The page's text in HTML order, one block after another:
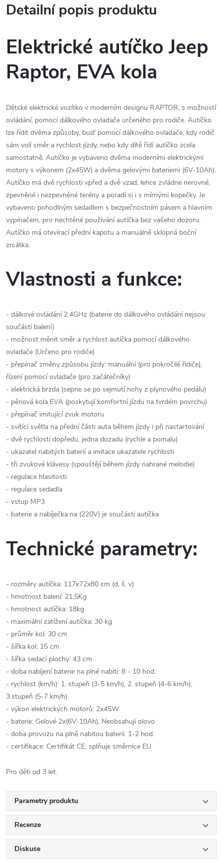
Detailní popis produktu
Elektrické autíčko Jeep
Raptor, EVA kola
Dětské elektrické vozítko v moderním designu RAPTOR, s možností
ovládání, pomocí dálkového ovladače určeného pro rodiče. Autíčko
lze řídit dvěma způsoby, bud' pomocí dálkového ovladače, kdy rodič
sám volí směr a rychlost jízdy, nebo kdy dítě řídí autíčko zcela
samostatně. Autíčko je vybaveno dvěma moderními elektrickými
motory s výkonem (2x45W) a dvěma gelovými bateriemi (6V-10Ah).
Autíčko má dvě rychlosti vpřed a dvě vzad, lehce zvládne nerovné,
zpevněné i nezpevněné terény a poradí si i s mírnými kopečky. Je
vybaveno pohodlným sedadlem s bezpečnostním pásem a hlavním
vypínačem, pro nechtěné používání autíčka bez vašeho dozoru.
Autíčko má otevírací přední kapotu a manuálně sklopná boční
zrcátka.
Vlastnosti a funkce:
- dálkové ovládání 2.4GHz (baterie do dálkového ovládání nejsou
součástí balení)
- možnost měnit směr a rychlost autíčka pomocí dálkového
ovladače (Určeno pro rodiče)
- přepínač změny způsobu jízdy: manuální (pro pokročilé řidiče),
řízení pomocí ovladače (pro začátečníky)
- elektrická brzda (sepne se po sejmutí nohy z plynového pedálu)
- pěnová kola EVA (poskytují komfortní jízdu na tvrdém povrchu)
- přepínač imitující zvuk motoru
- svítící světla na přední části auta během jízdy i při nastartování
- dvě rychlosti dopředu, jedna dozadu (rychle a pomalu)
- ukazatel nabitých baterií a imitace ukazatele rychlosti
- tři zvukové klávesy (spouštějí během jízdy nahrané melodie)
- regulace hlasitosti
- regulace sedadla
- vstup MP3
- baterie a nabíječka na (220V) je součásti autíčka
Technické parametry:
- rozměry autíčka: 117x72x80 cm (d, š, v)
- hmotnost balení: 21,5Kg
- hmotnost autíčka: 18kg
- maximální zatížení autíčka: 30 kg
- průměr kol: 30 cm
- šířka kol: 15 cm
- šířka sedací plochy: 43 cm
- doba nabíjení baterie na plné nabití: 8 - 10 hod.
- rychlost (km/h): 1. stupeň (3-5 km/h), 2. stupeň (4-6 km/h),
3.stupeň (5-7 km/h)
- výkon elektrických motorů: 2x45W
- baterie: Gelové 2x(6V-10Ah), Neobsahují olovo
- doba provozu na plně nabitou baterii: 1-2 hod.
- certifikace: Certifikát CE, splňuje směrnice EU
Pro děti od 3 let.
Parametry produktu
Recenze
Diskuse